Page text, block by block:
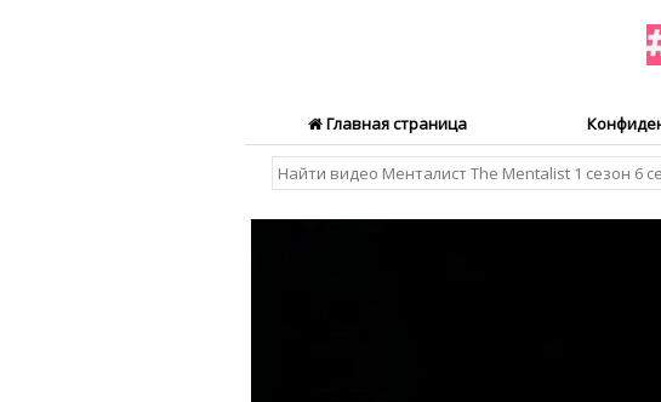
Главная страница